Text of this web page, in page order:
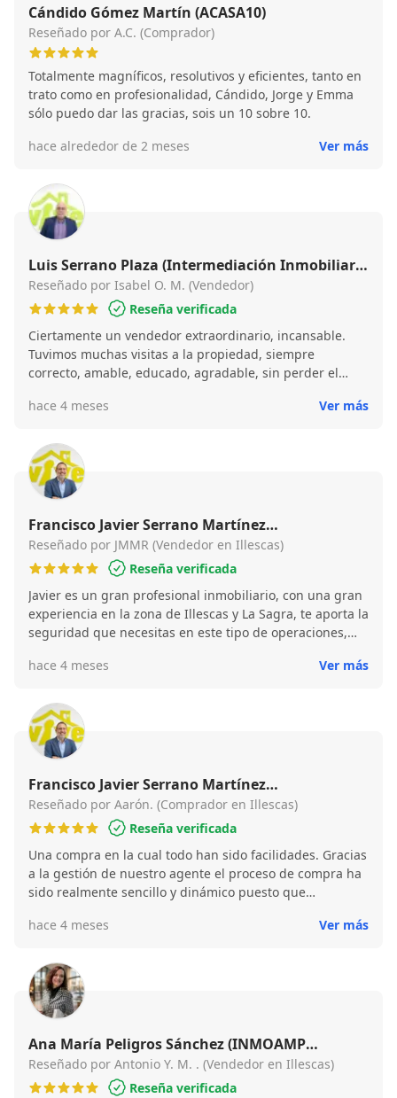
la venta como la compra con una atención personalizada
que realmente marca la diferencia. Sin duda,
recomiendo sus servicios a cualquier persona que esté
gracias por todo!
Cándido Gómez Martín (ACASA10)
Reseñado por A.C. (Comprador)
Totalmente magníficos, resolutivos y eficientes, tanto en
trato como en profesionalidad, Cándido, Jorge y Emma
sólo puedo dar las gracias, sois un 10 sobre 10.
hace alrededor de 2 meses
Ver más
Luis Serrano Plaza (Intermediación Inmobiliaria
Vive)
Reseñado por Isabel O. M. (Vendedor)
Reseña verificada
Ciertamente un vendedor extraordinario, incansable.
Tuvimos muchas visitas a la propiedad, siempre
correcto, amable, educado, agradable, sin perder el
vendió la propiedad sin ningún inconveniente y ágil en
hace 4 meses Ver más
Francisco Javier Serrano Martínez
(Intermediación Inmobiliaria Vive)
Reseñado por JMMR (Vendedor en Illescas)
Reseña verificada
Javier es un gran profesional inmobiliario, con una gran
experiencia en la zona de Illescas y La Sagra, te aporta la
seguridad que necesitas en este tipo de operaciones,
hace 4 meses
Ver más
Francisco Javier Serrano Martínez
(Intermediación Inmobiliaria Vive)
Reseñado por Aarón. (Comprador en Illescas)
Reseña verificada
Una compra en la cual todo han sido facilidades. Gracias
a la gestión de nuestro agente el proceso de compra ha
sido realmente sencillo y dinámico puesto que
necesaria ha sido realizada por ellos, con el
parte. Solucionados todos los asuntos, poco mas que
algún envío de documentación y la firma notarial y la
compra finalizada. Muy contentos ya que además nos
ayudo mucho en la búsqueda del inmueble que
estábamos tratando de encontrar.
hace 4 meses Ver más
Ana María Peligros Sánchez (INMOAMP
Servicios Inmobiliarios - Madrid)
Reseñado por Antonio Y. M. . (Vendedor en Illescas)
Reseña verificada